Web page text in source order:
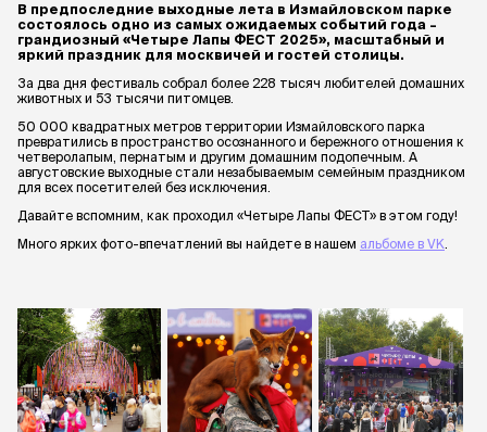
В предпоследние выходные лета в Измайловском парке
состоялось одно из самых ожидаемых событий года –
грандиозный «Четыре Лапы ФЕСТ 2025», масштабный и
яркий праздник для москвичей и гостей столицы.
За два дня фестиваль собрал более 228 тысяч любителей домашних
животных и 53 тысячи питомцев.
50 000 квадратных метров территории Измайловского парка
превратились в пространство осознанного и бережного отношения к
четверолапым, пернатым и другим домашним подопечным. А
августовские выходные стали незабываемым семейным праздником
для всех посетителей без исключения.
Давайте вспомним, как проходил «Четыре Лапы ФЕСТ» в этом году!
Много ярких фото-впечатлений вы найдете в нашем альбоме в VK